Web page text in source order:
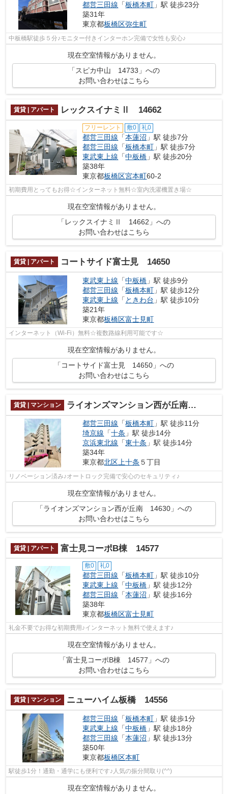
都営三田線 「板橋本町 」駅 徒歩23分
築31年
東京都板橋区弥生町
中板橋駅徒歩５分♪モニター付きインターホン完備で女性も安心♪
現在空室情報がありません。
「スピカ中山 14733」への
お問い合わせはこちら
賃貸 | アパート レックスイナミⅡ 14662
フリーレント 敷0 礼0
都営三田線 「本蓮沼 」駅 徒歩7分
都営三田線 「板橋本町 」駅 徒歩7分
東武東上線 「中板橋 」駅 徒歩20分
築38年
東京都板橋区宮本町60-2
初期費用とってもお得☆インターネット無料☆室内洗濯機置き場☆
現在空室情報がありません。
「レックスイナミⅡ 14662」への
お問い合わせはこちら
賃貸 | アパート コートサイド富士見 14650
東武東上線 「中板橋 」駅 徒歩9分
都営三田線 「板橋本町 」駅 徒歩12分
東武東上線 「ときわ台 」駅 徒歩10分
築21年
東京都板橋区富士見町
インターネット（Wi-Fi）無料☆複数路線利用可能です☆
現在空室情報がありません。
「コートサイド富士見 14650」への
お問い合わせはこちら
賃貸 | マンション ライオンズマンション西が丘南 14630
都営三田線 「板橋本町 」駅 徒歩11分
埼京線 「十条 」駅 徒歩14分
京浜東北線 「東十条 」駅 徒歩14分
築34年
東京都北区上十条 ５丁目
リノベーション済み♪オートロック完備で安心のセキュリティ♪
現在空室情報がありません。
「ライオンズマンション西が丘南 14630」への
お問い合わせはこちら
賃貸 | アパート 富士見コーポB棟 14577
敷0 礼0
都営三田線 「板橋本町 」駅 徒歩10分
東武東上線 「中板橋 」駅 徒歩12分
都営三田線 「本蓮沼 」駅 徒歩16分
築38年
東京都板橋区富士見町
礼金不要でお得な初期費用♪インターネット無料で使えます♪
現在空室情報がありません。
「富士見コーポB棟 14577」への
お問い合わせはこちら
賃貸 | マンション ニューハイム板橋 14556
都営三田線 「板橋本町 」駅 徒歩1分
東武東上線 「中板橋 」駅 徒歩18分
都営三田線 「本蓮沼 」駅 徒歩13分
築50年
東京都板橋区本町
駅徒歩1分！通勤・通学にも便利です♪人気の振分間取り(^^)
現在空室情報がありません。